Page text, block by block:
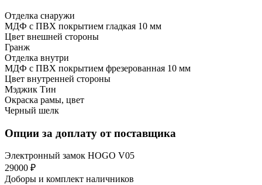
Отделка снаружи
МДФ с ПВХ покрытием гладкая 10 мм
Цвет внешней стороны
Гранж
Отделка внутри
МДФ с ПВХ покрытием фрезерованная 10 мм
Цвет внутренней стороны
Мэджик Тин
Окраска рамы, цвет
Черный шелк
Опции за доплату от поставщика
Электронный замок HOGO V05
29000 ₽
Доборы и комплект наличников